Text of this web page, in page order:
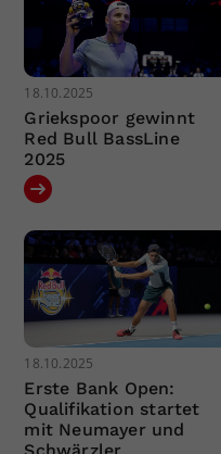
18.10.2025
Griekspoor gewinnt
Red Bull BassLine
2025
18.10.2025
Erste Bank Open:
Qualifikation startet
mit Neumayer und